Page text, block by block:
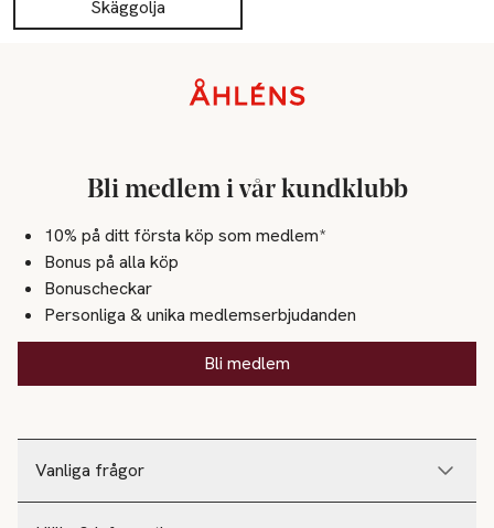
Skäggolja
Vanliga frågor
Bli medlem i vår kundklubb
10% på ditt första köp som medlem*
Bonus på alla köp
Bonuscheckar
Personliga & unika medlemserbjudanden
Bli medlem